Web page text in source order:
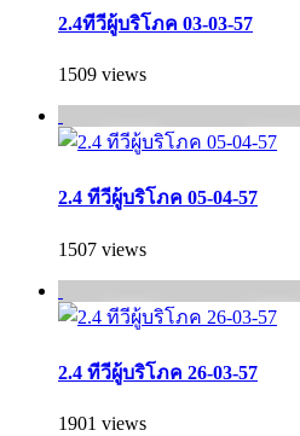
2.4ทีวีผู้บริโภค 03-03-57
1509 views
2.4 ทีวีผู้บริโภค 05-04-57
1507 views
2.4 ทีวีผู้บริโภค 26-03-57
1901 views